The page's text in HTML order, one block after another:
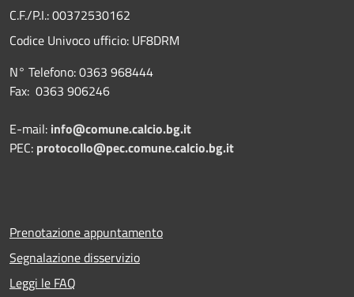
C.F./P.I.: 00372530162
Codice Univoco ufficio: UF8DRM
N° Telefono: 0363 968444
Fax: 0363 906246
E-mail: info@comune.calcio.bg.it
PEC: protocollo@pec.comune.calcio.bg.it
Prenotazione appuntamento
Segnalazione disservizio
Leggi le FAQ